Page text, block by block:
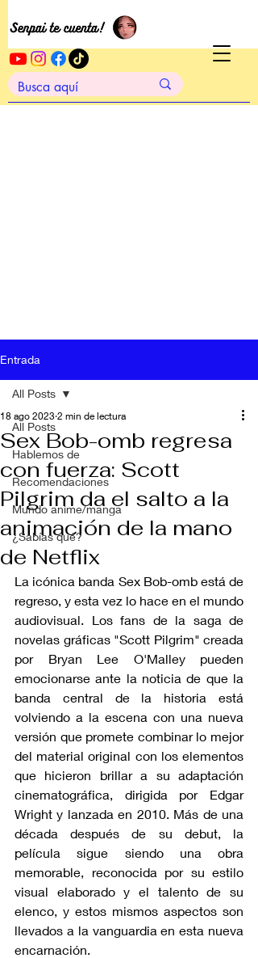
Entrada
All Posts
Hablemos de
Recomendaciones
Mundo anime/manga
¿Sabías qué?
All Posts
Sex Bob-omb regresa
con fuerza: Scott
Pilgrim da el salto a la
animación de la mano
de Netflix
18 ago 2023 2 min de lectura
La icónica banda Sex Bob-omb está de
regreso, y esta vez lo hace en el mundo
audiovisual. Los fans de la saga de
novelas gráficas "Scott Pilgrim" creada
por Bryan Lee O'Malley pueden
emocionarse ante la noticia de que la
banda central de la historia está
volviendo a la escena con una nueva
versión que promete combinar lo mejor
del material original con los elementos
que hicieron brillar a su adaptación
cinematográfica, dirigida por Edgar
Wright y lanzada en 2010. Más de una
década después de su debut, la
película sigue siendo una obra
memorable, reconocida por su estilo
visual elaborado y el talento de su
elenco, y estos mismos aspectos son
llevados a la vanguardia en esta nueva
encarnación.